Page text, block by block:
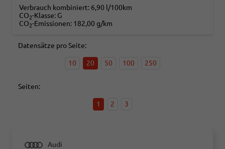
Verbrauch kombiniert: 6,90 l/100km
CO2-Klasse: G
CO2-Emissionen: 182,00 g/km
Datensätze pro Seite:
10 20 50 100 250
Seiten:
1 2 3
Audi